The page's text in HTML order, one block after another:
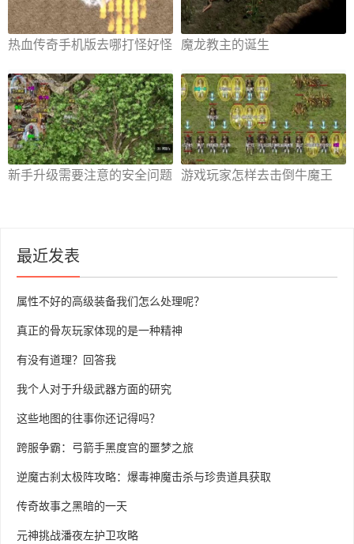
热血传奇手机版去哪打怪好怪
魔龙教主的诞生
新手升级需要注意的安全问题
游戏玩家怎样去击倒牛魔王
最近发表
属性不好的高级装备我们怎么处理呢？
真正的骨灰玩家体现的是一种精神
有没有道理？回答我
我个人对于升级武器方面的研究
这些地图的往事你还记得吗？
跨服争霸：弓箭手黑度宫的噩梦之旅
逆魔古刹太极阵攻略：爆毒神魔击杀与珍贵道具获取
传奇故事之黑暗的一天
元神挑战潘夜左护卫攻略